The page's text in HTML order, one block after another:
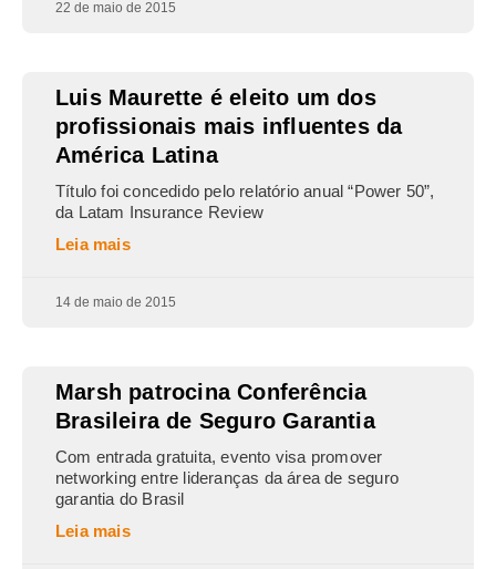
22 de maio de 2015
Luis Maurette é eleito um dos
profissionais mais influentes da
América Latina
Título foi concedido pelo relatório anual “Power 50”,
da Latam Insurance Review
Leia mais
14 de maio de 2015
Marsh patrocina Conferência
Brasileira de Seguro Garantia
Com entrada gratuita, evento visa promover
networking entre lideranças da área de seguro
garantia do Brasil
Leia mais